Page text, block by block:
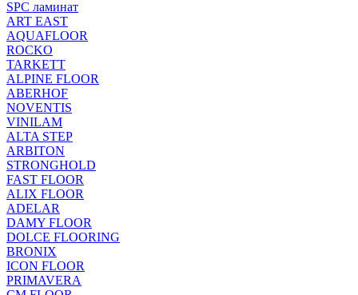
SPC ламинат
ART EAST
AQUAFLOOR
ROCKO
TARKETT
ALPINE FLOOR
ABERHOF
NOVENTIS
VINILAM
ALTA STEP
ARBITON
STRONGHOLD
FAST FLOOR
ALIX FLOOR
ADELAR
DAMY FLOOR
DOLCE FLOORING
BRONIX
ICON FLOOR
PRIMAVERA